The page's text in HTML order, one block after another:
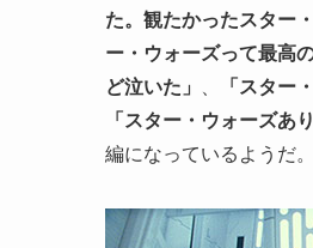
た。観たかったスター
ー・ウォーズって最高
ど泣いた」 、 「スター
「スター・ウォーズあ
編になっているようだ。